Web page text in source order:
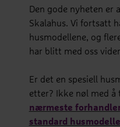
Den gode nyheten er
Skalahus. Vi fortsatt
husmodellene, og
har blitt med oss
Er det en spesiell
etter? Ikke nøl med
nærmeste
standard